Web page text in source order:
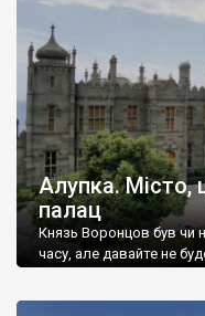
Алупка. Місто,
палац
Князь Воронцов був чи
часу, але давайте не